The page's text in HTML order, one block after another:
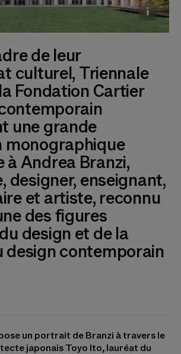
de leur
culturel, Triennale
Fondation Cartier
une grande
monographique
à Andrea Branzi,
designer, enseignant,
et artiste, reconnu
des figures
design et de la
design contemporain
un portrait de Branzi à travers le
japonais Toyo Ito, lauréat du